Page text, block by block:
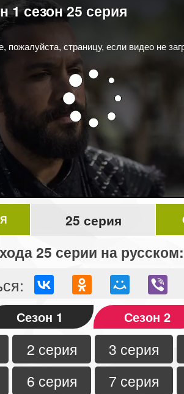
1 сезон 25 серия
пожалуйста, страницу, если видео не
25 серия
25 серии на
Сезон 1 Сезон 2
2 серия
3 серия
6 серия
7 серия